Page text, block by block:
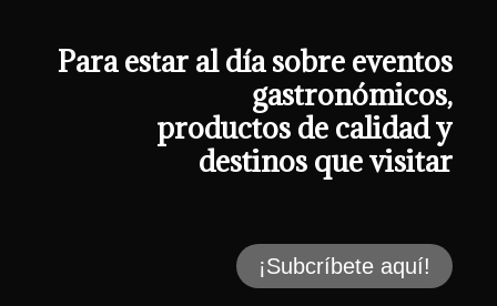
contenidoPara estar al día sobre eventos
gastronómicos,
productos de calidad y
destinos que visitar
¡Subcríbete aquí!